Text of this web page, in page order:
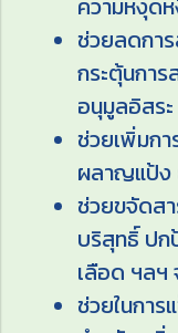
ความหงุด
ช่วยลดกา
กระตุ้นการ
อนุมูลอิสร
ช่วยเพิ่มกา
ผลาญแป้ง
ช่วยขจัดส
บริสุทธิ์ ปก
เลือด ฯลฯ
ช่วยในกา